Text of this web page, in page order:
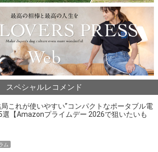
スペシャルレコメンド
局これが使いやすい”コンパクトなポータブル電
選【Amazonプライムデー 2026で狙いたいも
ム